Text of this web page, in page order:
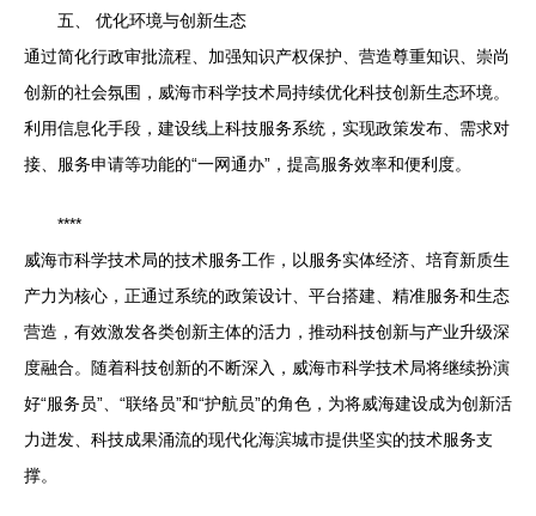
五、 优化环境与创新生态
通过简化行政审批流程、加强知识产权保护、营造尊重知识、崇尚
创新的社会氛围，威海市科学技术局持续优化科技创新生态环境。
利用信息化手段，建设线上科技服务系统，实现政策发布、需求对
接、服务申请等功能的“一网通办”，提高服务效率和便利度。
****
威海市科学技术局的技术服务工作，以服务实体经济、培育新质生
产力为核心，正通过系统的政策设计、平台搭建、精准服务和生态
营造，有效激发各类创新主体的活力，推动科技创新与产业升级深
度融合。随着科技创新的不断深入，威海市科学技术局将继续扮演
好“服务员”、“联络员”和“护航员”的角色，为将威海建设成为创新活
力迸发、科技成果涌流的现代化海滨城市提供坚实的技术服务支
撑。